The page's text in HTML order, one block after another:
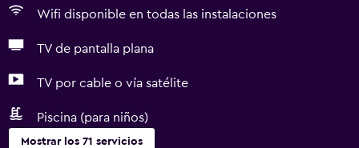
Wifi disponible en todas las instalaciones
TV de pantalla plana
TV por cable o vía satélite
Piscina (para niños)
Mostrar los 71 servicios